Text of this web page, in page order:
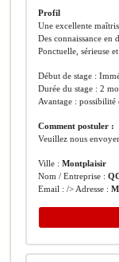
Profil
Une excellente
Des connaissance
Ponctuelle, sérieuse
Début de stage :
Durée du stage : 2
Avantage : possibilité
Comment postuler :
Veuillez nous
Ville :Montplaisir
Nom / Entreprise :
Email : /> Adresse :